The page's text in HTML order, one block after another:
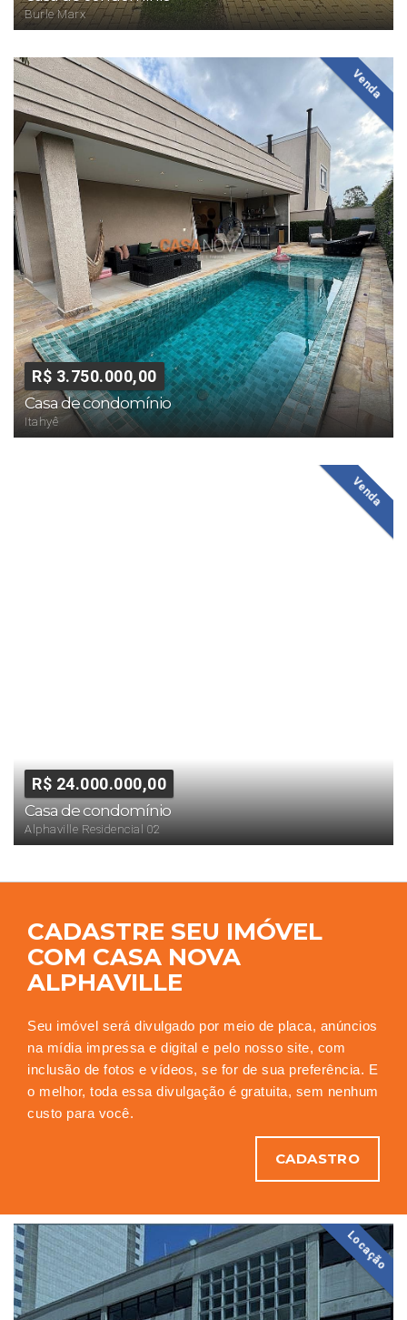
Burle Marx
Venda
R$ 3.750.000,00
Casa de condomínio
Itahyê
Venda
R$ 24.000.000,00
Casa de condomínio
Alphaville Residencial 02
CADASTRE SEU IMÓVEL
COM CASA NOVA
ALPHAVILLE
Seu imóvel será divulgado por meio de placa, anúncios
na mídia impressa e digital e pelo nosso site, com
inclusão de fotos e vídeos, se for de sua preferência. E
o melhor, toda essa divulgação é gratuita, sem nenhum
custo para você.
CADASTRO
Locação